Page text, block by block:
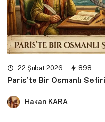
22 Şubat 2026 898
Paris’te Bir Osmanlı Sefiri
Hakan KARA